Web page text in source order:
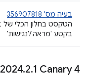
בעיה מס' 356907818
בקטע 'מראה'/'נגישות'
2024.2.1 Canary 4